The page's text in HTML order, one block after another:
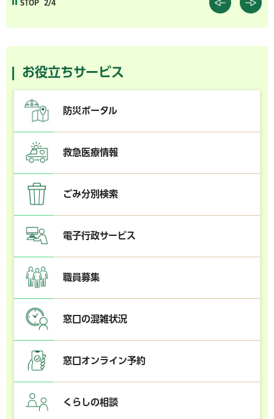
STOP 2/4
お役立ちサービス
防災ポータル
救急医療情報
ごみ分別検索
電子行政サービス
職員募集
窓口の混雑状況
窓口オンライン予約
くらしの相談